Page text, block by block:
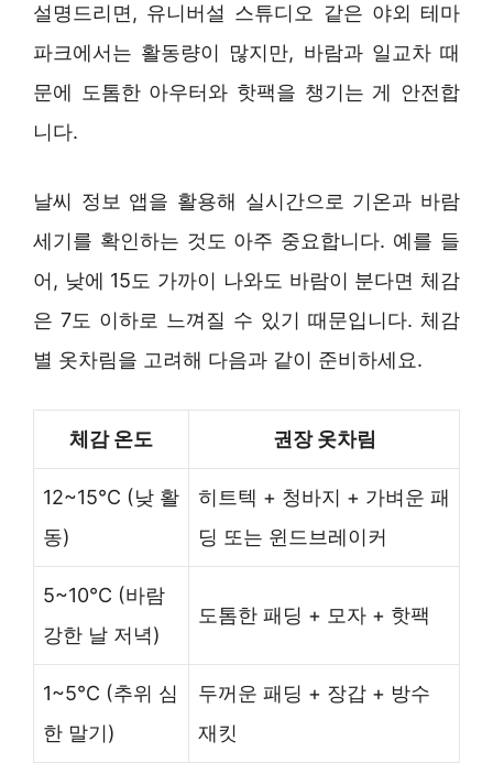
설명드리면, 유니버설 스튜디오 같은 야외 테마
파크에서는 활동량이 많지만, 바람과 일교차 때
문에 도톰한 아우터와 핫팩을 챙기는 게 안전합
니다.
날씨 정보 앱을 활용해 실시간으로 기온과 바람
세기를 확인하는 것도 아주 중요합니다. 예를 들
어, 낮에 15도 가까이 나와도 바람이 분다면 체감
은 7도 이하로 느껴질 수 있기 때문입니다. 체감
별 옷차림을 고려해 다음과 같이 준비하세요.
체감 온도 권장 옷차림
12~15°C (낮 활
동)
히트텍 + 청바지 + 가벼운 패
딩 또는 윈드브레이커
5~10°C (바람
강한 날 저녁)
도톰한 패딩 + 모자 + 핫팩
1~5°C (추위 심
한 말기)
두꺼운 패딩 + 장갑 + 방수
재킷